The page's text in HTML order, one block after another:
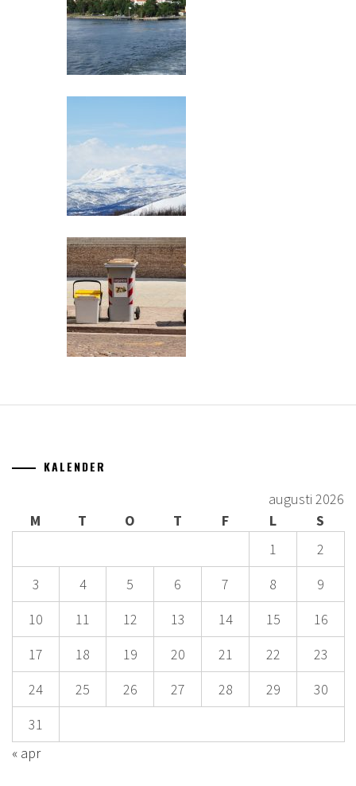
KALENDER
augusti 2026
M
T O T F L
S
1
2
3
4 5 6 7 8
9
10
11 12 13 14 15
16
17
18 19 20 21 22
23
24
25 26 27 28 29
30
31
« apr